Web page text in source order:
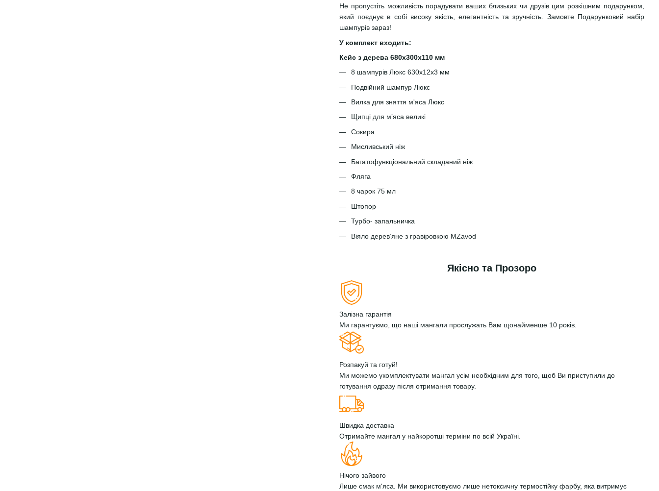
Не пропустіть можливість порадувати ваших близьких чи друзів цим розкішним подарунком,
який поєднує в собі високу якість, елегантність та зручність. Замовте Подарунковий набір
шампурів зараз!
У комплект входить:
Кейс з дерева 680х300х110 мм
8 шампурів Люкс 630х12х3 мм
Подвійний шампур Люкс
Вилка для зняття м'яса Люкс
Щипці для мʼяса великі
Сокира
Мисливський ніж
Багатофункціональний складаний ніж
Фляга
8 чарок 75 мл
Штопор
Турбо- запальничка
Віяло деревʼяне з гравіровкою MZavod
Якісно та Прозоро
Залізна гарантія
Ми гарантуємо, що наші мангали прослужать Вам щонайменше 10 років.
Розпакуй та готуй!
Ми можемо укомплектувати мангал усім необхідним для того, щоб Ви приступили до
готування одразу після отримання товару.
Швидка доставка
Отримайте мангал у найкоротші терміни по всій Україні.
Нічого зайвого
Лише смак м'яса. Ми використовуємо лише нетоксичну термостійку фарбу, яка витримує